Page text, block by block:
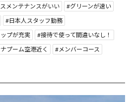
メンテナンスがいい
グリーンが速い
日本人スタッフ勤務
プが充実
接待で使って間違いなし！
プーム空港近く
メンバーコース